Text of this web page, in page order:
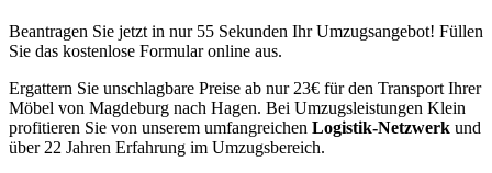
Beantragen Sie jetzt in nur 55 Sekunden Ihr Umzugsangebot! Füllen
Sie das kostenlose Formular online aus.
Ergattern Sie unschlagbare Preise ab nur 23€ für den Transport Ihrer
Möbel von Magdeburg nach Hagen. Bei Umzugsleistungen Klein
profitieren Sie von unserem umfangreichen Logistik-Netzwerk und
über 22 Jahren Erfahrung im Umzugsbereich.